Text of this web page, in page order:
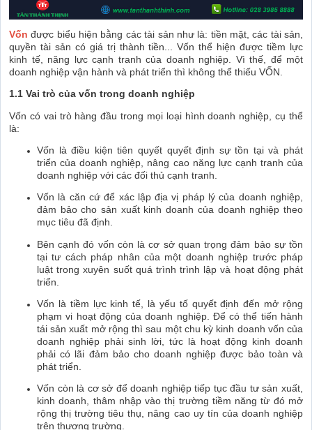
Vốn được biểu hiện bằng các tài sản như là: tiền mặt, các tài sản,
quyền tài sản có giá trị thành tiền... Vốn thể hiện được tiềm lực
kinh tế, năng lực cạnh tranh của doanh nghiệp. Vì thế, để một
doanh nghiệp vận hành và phát triển thì không thể thiếu VỐN.
1.1 Vai trò của vốn trong doanh nghiệp
Vốn có vai trò hàng đầu trong mọi loại hình doanh nghiệp, cụ thể
là:
Vốn là điều kiện tiên quyết quyết định sự tồn tại và phát
triển của doanh nghiệp, nâng cao năng lực cạnh tranh của
doanh nghiệp với các đối thủ cạnh tranh.
Vốn là căn cứ để xác lập địa vị pháp lý của doanh nghiệp,
đảm bảo cho sản xuất kinh doanh của doanh nghiệp theo
mục tiêu đã định.
Bên cạnh đó vốn còn là cơ sở quan trọng đảm bảo sự tồn
tại tư cách pháp nhân của một doanh nghiệp trước pháp
luật trong xuyên suốt quá trình trình lập và hoạt động phát
triển.
Vốn là tiềm lực kinh tế, là yếu tố quyết định đến mở rộng
phạm vi hoạt động của doanh nghiệp. Để có thể tiến hành
tái sản xuất mở rộng thì sau một chu kỳ kinh doanh vốn của
doanh nghiệp phải sinh lời, tức là hoạt động kinh doanh
phải có lãi đảm bảo cho doanh nghiệp được bảo toàn và
phát triển.
Vốn còn là cơ sở để doanh nghiệp tiếp tục đầu tư sản xuất,
kinh doanh, thâm nhập vào thị trường tiềm năng từ đó mở
rộng thị trường tiêu thụ, nâng cao uy tín của doanh nghiệp
trên thương trường.